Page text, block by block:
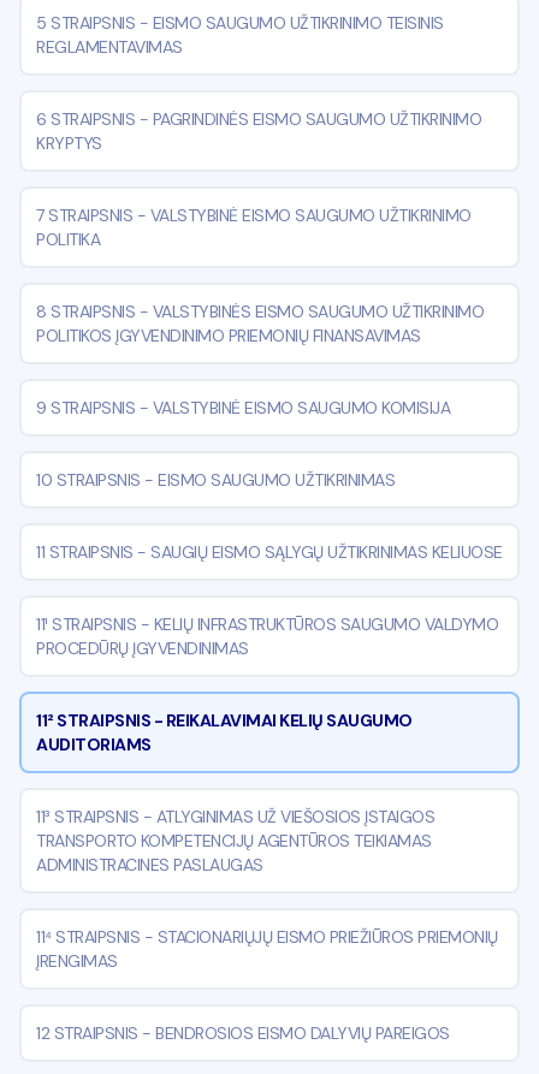
5 STRAIPSNIS - EISMO SAUGUMO UŽTIKRINIMO TEISINIS
REGLAMENTAVIMAS
6 STRAIPSNIS - PAGRINDINĖS EISMO SAUGUMO UŽTIKRINIMO
KRYPTYS
7 STRAIPSNIS - VALSTYBINĖ EISMO SAUGUMO UŽTIKRINIMO
POLITIKA
8 STRAIPSNIS - VALSTYBINĖS EISMO SAUGUMO UŽTIKRINIMO
POLITIKOS ĮGYVENDINIMO PRIEMONIŲ FINANSAVIMAS
9 STRAIPSNIS - VALSTYBINĖ EISMO SAUGUMO KOMISIJA
10 STRAIPSNIS - EISMO SAUGUMO UŽTIKRINIMAS
11 STRAIPSNIS - SAUGIŲ EISMO SĄLYGŲ UŽTIKRINIMAS KELIUOSE
11¹ STRAIPSNIS - KELIŲ INFRASTRUKTŪROS SAUGUMO VALDYMO
PROCEDŪRŲ ĮGYVENDINIMAS
11² STRAIPSNIS - REIKALAVIMAI KELIŲ SAUGUMO
AUDITORIAMS
11³ STRAIPSNIS - ATLYGINIMAS UŽ VIEŠOSIOS ĮSTAIGOS
TRANSPORTO KOMPETENCIJŲ AGENTŪROS TEIKIAMAS
ADMINISTRACINES PASLAUGAS
11⁴ STRAIPSNIS - STACIONARIŲJŲ EISMO PRIEŽIŪROS PRIEMONIŲ
ĮRENGIMAS
12 STRAIPSNIS - BENDROSIOS EISMO DALYVIŲ PAREIGOS